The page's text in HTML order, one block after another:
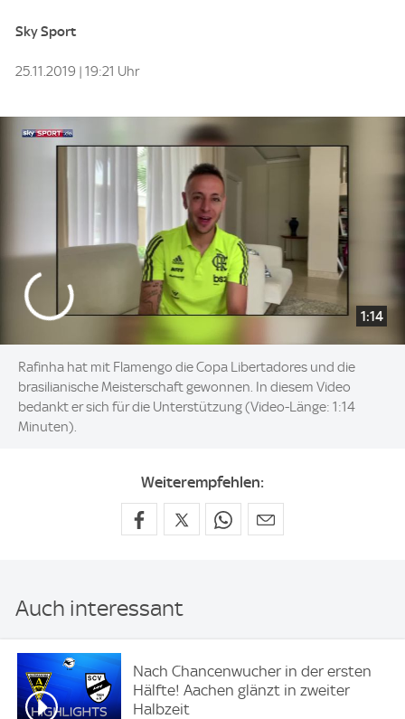
Sky Sport
25.11.2019 | 19:21 Uhr
1:14
Rafinha hat mit Flamengo die Copa Libertadores und die
brasilianische Meisterschaft gewonnen. In diesem Video
bedankt er sich für die Unterstützung (Video-Länge: 1:14
Minuten).
Weiterempfehlen:
Auch interessant
Nach Chancenwucher in der ersten
Hälfte! Aachen glänzt in zweiter
Halbzeit